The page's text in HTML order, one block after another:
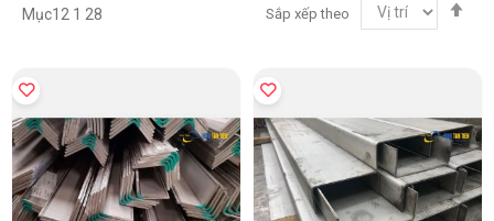
Mục12 1 28 Sắp xếp theo